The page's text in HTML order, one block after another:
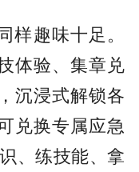
样趣味十足。
体验、集章兑
沉浸式解锁各
兑换专属应急
、练技能、拿